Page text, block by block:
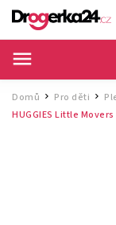
Domů / Pro děti /
HUGGIES Little